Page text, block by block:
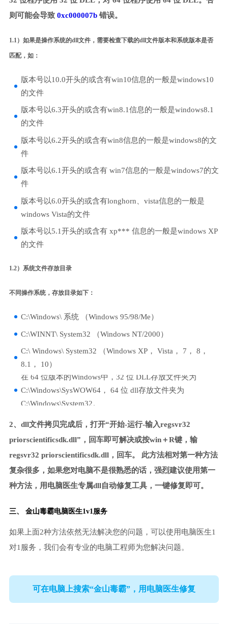
则可能会导致 0xc000007b错误。
1.1）如果是操作系统的dll文件，需要检查下载的dll文件版本和系统版本是否
匹配，如：
版本号以10.0开头的或含有win10信息的一般是windows10
的文件
版本号以6.3开头的或含有win8.1信息的一般是windows8.1
的文件
版本号以6.2开头的或含有win8信息的一般是windows8的文
件
版本号以6.1开头的或含有 win7信息的一般是windows7的文
件
版本号以6.0开头的或含有longhorn、vista信息的一般是
windows Vista的文件
版本号以5.1开头的或含有 xp*** 信息的一般是windows XP
的文件
1.2）系统文件存放目录
不同操作系统，存放目录如下：
C:\Windows\ 系统 （Windows 95/98/Me）
C:\WINNT\ System32 （Windows NT/2000）
C:\ Windows\ System32 （Windows XP， Vista， 7， 8，
8.1， 10）
在 64 位版本的Windows中，32 位 DLL存放文件夹为
C:\Windows\SysWOW64， 64 位 dll存放文件夹为
C:\Windows\System32。
2、dll文件拷贝完成后，打开“开始-运行-输入regsvr32
priorscientificsdk.dll”，回车即可解决或按win＋R键，输
regsvr32 priorscientificsdk.dll，回车。 此方法相对第一种方法
复杂很多，如果您对电脑不是很熟悉的话，强烈建议使用第一
种方法，用电脑医生专属dll自动修复工具，一键修复即可。
三、 金山毒霸电脑医生1v1服务
如果上面2种方法依然无法解决您的问题，可以使用电脑医生1
对1服务，我们会有专业的电脑工程师为您解决问题。
可在电脑上搜索“金山毒霸”，用电脑医生修复